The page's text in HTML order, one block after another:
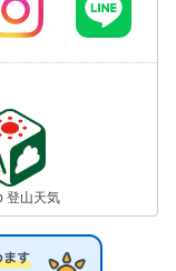
登山天気